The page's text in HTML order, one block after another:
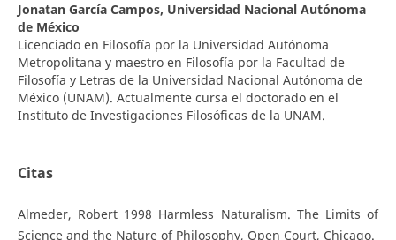
Jonatan García Campos, Universidad Nacional Autónoma
de México
Licenciado en Filosofía por la Universidad Autónoma
Metropolitana y maestro en Filosofía por la Facultad de
Filosofía y Letras de la Universidad Nacional Autónoma de
México (UNAM). Actualmente cursa el doctorado en el
Instituto de Investigaciones Filosóficas de la UNAM.
Citas
Almeder, Robert 1998 Harmless Naturalism. The Limits of
Science and the Nature of Philosophy, Open Court, Chicago.